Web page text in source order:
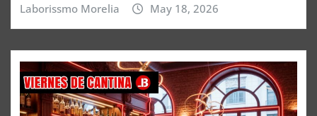
Laborissmo Morelia May 18, 2026